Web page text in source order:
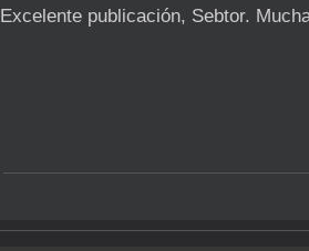
Excelente publicación, Sebtor.